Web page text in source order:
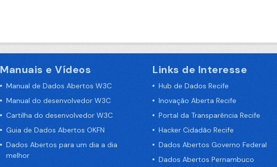
Manuais e Vídeos
Manual de Dados Abertos W3C
Manual do desenvolvedor W3C
Cartilha do desenvolvedor W3C
Guia de Dados Abertos OKFN
Dados Abertos para um dia a dia
melhor
Links de Interesse
Hub de Dados Recife
Inovação Aberta Recife
Portal da Transparência Recife
Hacker Cidadão Recife
Dados Abertos Governo Federal
Dados Abertos Pernambuco